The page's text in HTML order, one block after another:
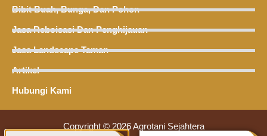
Bibit Buah, Bunga, Dan Pohon
Jasa Reboisasi Dan Penghijauan
Jasa Landscape Taman
Artikel
Hubungi Kami
Copyright © 2026 Agrotani Sejahtera